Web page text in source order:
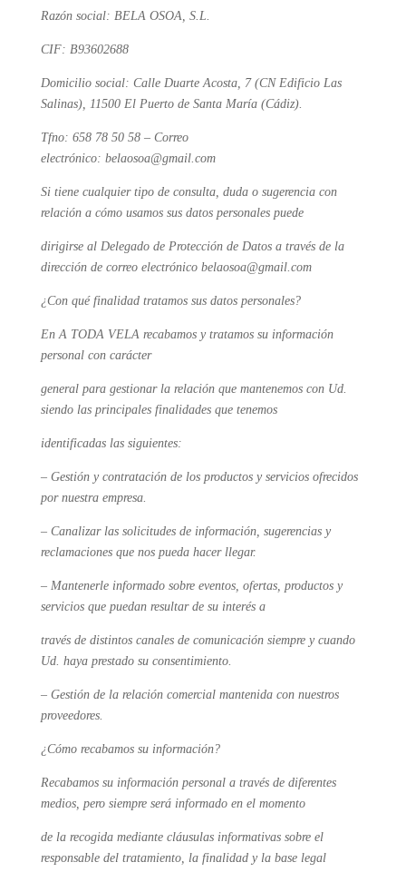
Razón social: BELA OSOA, S.L.
CIF: B93602688
Domicilio social: Calle Duarte Acosta, 7 (CN Edificio Las
Salinas), 11500 El Puerto de Santa María (Cádiz).
Tfno: 658 78 50 58 – Correo
electrónico: belaosoa@gmail.com
Si tiene cualquier tipo de consulta, duda o sugerencia con
relación a cómo usamos sus datos personales puede
dirigirse al Delegado de Protección de Datos a través de la
dirección de correo electrónico belaosoa@gmail.com
¿Con qué finalidad tratamos sus datos personales?
En A TODA VELA recabamos y tratamos su información
personal con carácter
general para gestionar la relación que mantenemos con Ud.
siendo las principales finalidades que tenemos
identificadas las siguientes:
– Gestión y contratación de los productos y servicios ofrecidos
por nuestra empresa.
– Canalizar las solicitudes de información, sugerencias y
reclamaciones que nos pueda hacer llegar.
– Mantenerle informado sobre eventos, ofertas, productos y
servicios que puedan resultar de su interés a
través de distintos canales de comunicación siempre y cuando
Ud. haya prestado su consentimiento.
– Gestión de la relación comercial mantenida con nuestros
proveedores.
¿Cómo recabamos su información?
Recabamos su información personal a través de diferentes
medios, pero siempre será informado en el momento
de la recogida mediante cláusulas informativas sobre el
responsable del tratamiento, la finalidad y la base legal